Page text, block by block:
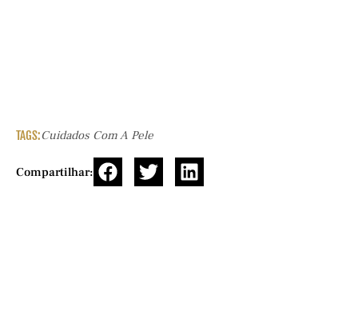
TAGS:Cuidados Com A Pele
Compartilhar: